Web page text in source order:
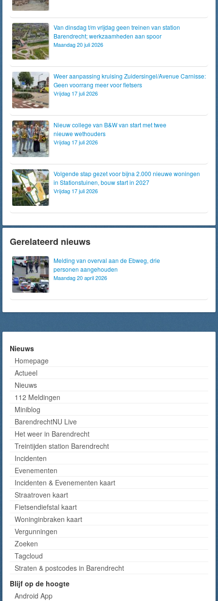
Van dinsdag t/m vrijdag geen treinen van station
Barendrecht; werkzaamheden aan spoor
Maandag 20 juli 2026
Weer aanpassing kruising Zuidersingel/Avenue Carnisse:
Geen voorrang meer voor fietsers
Vrijdag 17 juli 2026
Nieuw college van B&W van start met twee
nieuwe wethouders
Vrijdag 17 juli 2026
Volgende stap gezet voor bijna 2.000 nieuwe woningen
in Stationstuinen, bouw start in 2027
Vrijdag 17 juli 2026
Gerelateerd nieuws
Melding van overval aan de Ebweg, drie
personen aangehouden
Maandag 20 april 2026
Nieuws
Homepage
Actueel
Nieuws
112 Meldingen
Miniblog
BarendrechtNU Live
Het weer in Barendrecht
Treintijden station Barendrecht
Incidenten
Evenementen
Incidenten & Evenementen kaart
Straatroven kaart
Fietsendiefstal kaart
Woninginbraken kaart
Vergunningen
Zoeken
Tagcloud
Straten & postcodes in Barendrecht
Blijf op de hoogte
Android App